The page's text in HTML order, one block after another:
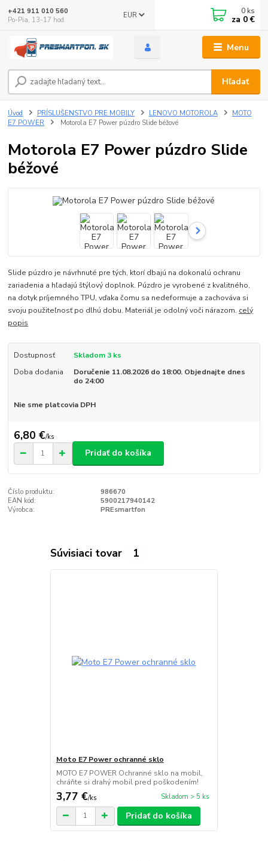
Menu
EUR
Hľadať
+421 911 010 560
Po-Pia, 13-17 hod.
0 ks
za 0 €
Úvod PRÍSLUŠENSTVO PRE MOBILY LENOVO MOTOROLA
MOTO
E7 POWER
Motorola E7 Power púzdro Slide béžové
Motorola E7 Power púzdro Slide
béžové
Slide púzdro je návrhnuté pre tých, ktorí dbajú na dokonalú ochranu
zariadenia a hľadajú štýlový doplnok. Púzdro je vyrobené z kvalitného, ​​
na dotyk príjemného TPU, vďaka čomu sa nedeformuje a zachováva si
svoju použiteľnosť po dlhú dobu. Materiál je odolný voči nárazom. celý
popis
Dostupnosť
Skladom 3 ks
Doba dodania
Doručenie 11.08.2026 do 18:00. Objednajte dnes
do 24:00
Nie sme platcovia DPH
6,80 €/ks
Pridať do košíka
Číslo produktu:
986670
EAN kód:
5900217940142
Výrobca:
PREsmartfon
Súvisiaci tovar 1
Moto E7 Power ochranné sklo
MOTO E7 POWER Ochranné sklo na mobil,
chráňte si drahý mobil pred poškodením!
3,77 €/ks Skladom > 5 ks
Pridať do košíka